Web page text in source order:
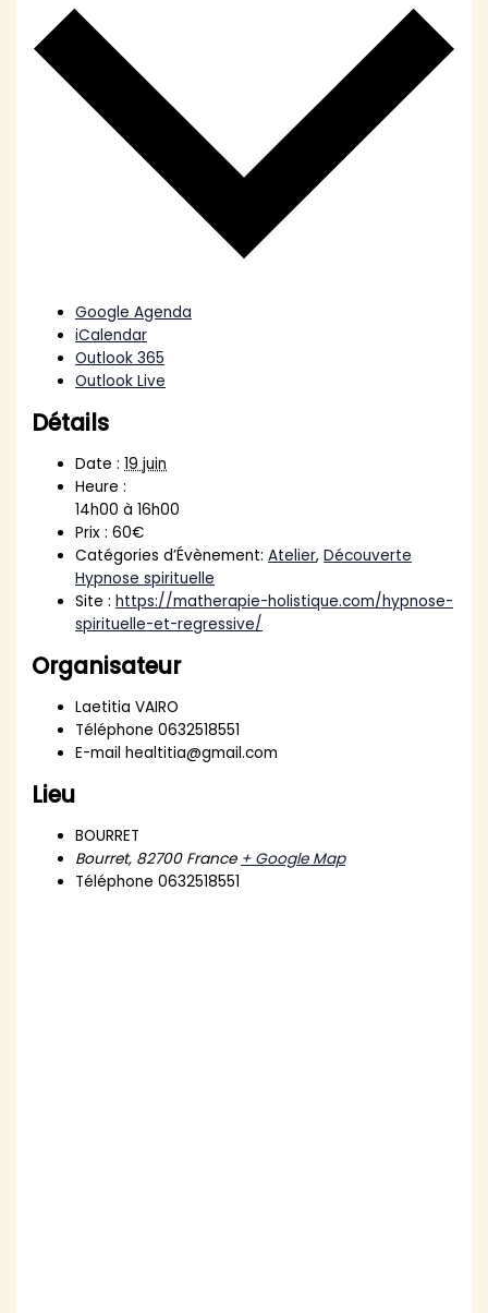
Google Agenda
iCalendar
Outlook 365
Outlook Live
Détails
Date : 19 juin
Heure :
14h00 à 16h00
Prix : 60€
Catégories d’Évènement: Atelier,Découverte
Hypnose spirituelle
Site : https://matherapie-holistique.com/hypnose-
spirituelle-et-regressive/
Organisateur
Laetitia VAIRO
Téléphone0632518551
E-mailhealtitia@gmail.com
Lieu
BOURRET
Bourret, 82700 France + Google Map
Téléphone 0632518551